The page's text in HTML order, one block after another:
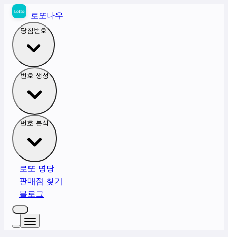
로또나우
당첨번호
번호 생성
번호 분석
로또 명당
판매점 찾기
블로그